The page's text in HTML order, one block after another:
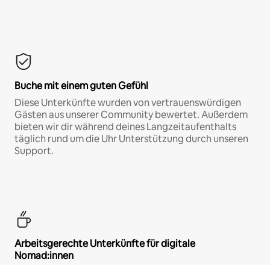
Buche mit einem guten Gefühl
Diese Unterkünfte wurden von vertrauenswürdigen
Gästen aus unserer Community bewertet. Außerdem
bieten wir dir während deines Langzeitaufenthalts
täglich rund um die Uhr Unterstützung durch unseren
Support.
Arbeitsgerechte Unterkünfte für digitale
Nomad:innen